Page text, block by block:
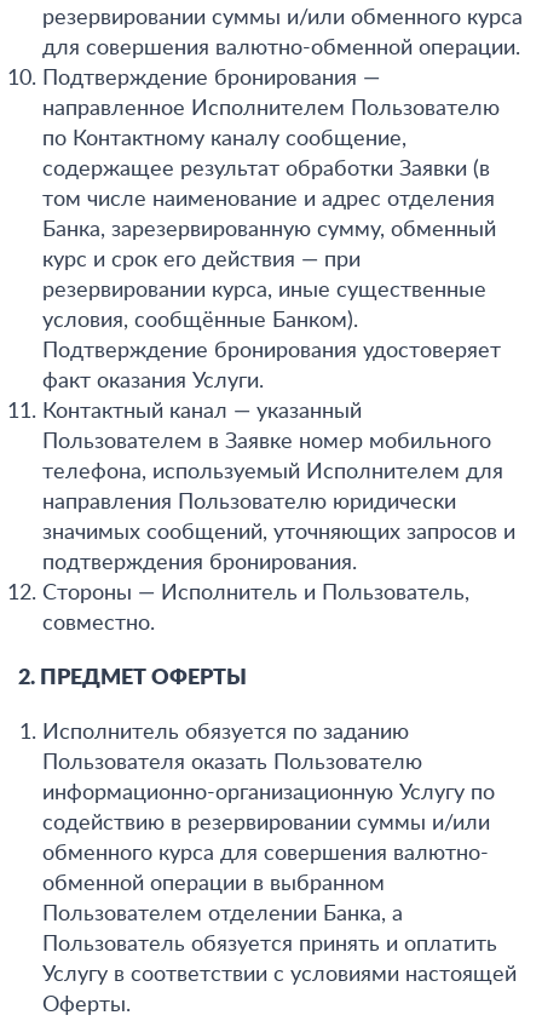
резервировании суммы и/или обменного курса
для совершения валютно-обменной операции.
Подтверждение бронирования —
направленное Исполнителем Пользователю
по Контактному каналу сообщение,
содержащее результат обработки Заявки (в
том числе наименование и адрес отделения
Банка, зарезервированную сумму, обменный
курс и срок его действия — при
резервировании курса, иные существенные
условия, сообщённые Банком).
Подтверждение бронирования удостоверяет
факт оказания Услуги.
Контактный канал — указанный
Пользователем в Заявке номер мобильного
телефона, используемый Исполнителем для
направления Пользователю юридически
значимых сообщений, уточняющих запросов и
подтверждения бронирования.
Стороны — Исполнитель и Пользователь,
совместно.
2. ПРЕДМЕТ ОФЕРТЫ
Исполнитель обязуется по заданию
Пользователя оказать Пользователю
информационно-организационную Услугу по
содействию в резервировании суммы и/или
обменного курса для совершения валютно-
обменной операции в выбранном
Пользователем отделении Банка, а
Пользователь обязуется принять и оплатить
Услугу в соответствии с условиями настоящей
Оферты.